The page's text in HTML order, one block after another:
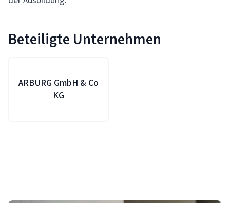
Beteiligte Unternehmen
ARBURG GmbH & Co
KG